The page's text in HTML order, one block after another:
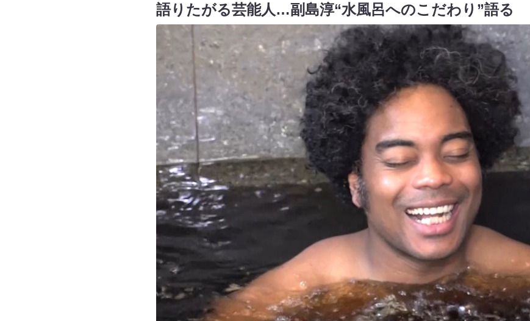
語りたがる芸能人…副島淳“水風呂へのこだわり”語る